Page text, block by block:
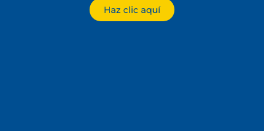
Haz clic aquí